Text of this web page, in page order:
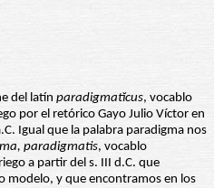
del latín paradigmatĭcus, vocablo
por el retórico Gayo Julio Víctor en
Igual que la palabra paradigma nos
paradigmatis, vocablo
a partir del s. III d.C. que
modelo, y que encontramos en los